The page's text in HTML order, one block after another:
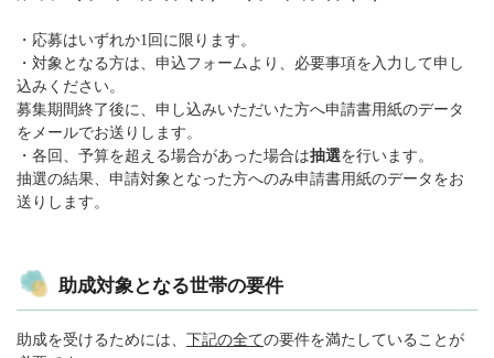
・応募はいずれか1回に限ります。
・対象となる方は、申込フォームより、必要事項を入力して申し
込みください。
募集期間終了後に、申し込みいただいた方へ申請書用紙のデータ
をメールでお送りします。
・各回、予算を超える場合があった場合は抽選を行います。
抽選の結果、申請対象となった方へのみ申請書用紙のデータをお
送りします。
助成対象となる世帯の要件
助成を受けるためには、 下記の全ての要件を満たしていることが